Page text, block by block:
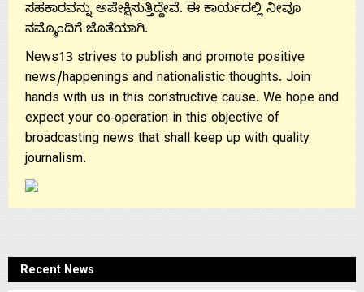
ಸಹಕಾರವನ್ನು ಅಪೇಕ್ಷಿಸುತ್ತಿದ್ದೇವೆ. ಈ ಕಾರ್ಯದಲ್ಲಿ ನೀವೂ
ನಮ್ಮೊಂದಿಗೆ ಜೊತೆಯಾಗಿ.
News13 strives to publish and promote positive
news/happenings and nationalistic thoughts. Join
hands with us in this constructive cause. We hope and
expect your co-operation in this objective of
broadcasting news that shall keep up with quality
journalism.
Recent News